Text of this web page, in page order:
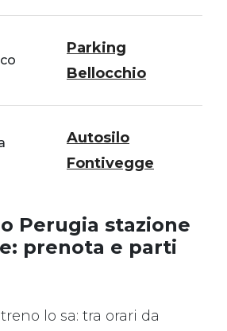
Parking
Bellocchio
Autosilo
Fontivegge
Perugia stazione
prenota e parti
lo sa: tra orari da